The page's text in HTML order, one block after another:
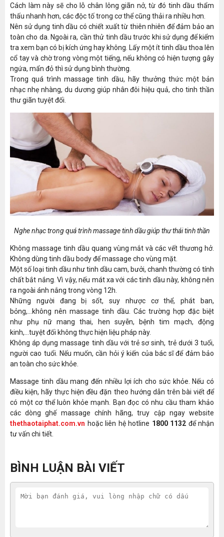
Cách làm này sẽ cho lỗ chân lông giãn nở, từ đó tinh dầu thẩm
thấu nhanh hơn, các độc tố trong cơ thể cũng thải ra nhiều hơn.
Nên sử dụng tinh dầu có chiết xuất từ thiên nhiên để đảm bảo an
toàn cho da. Ngoài ra, cần thử tinh dầu trước khi sử dụng để kiểm
tra xem bạn có bị kích ứng hay không. Lấy một ít tinh dầu thoa lên
cổ tay và chờ trong vòng một tiếng, nếu không có hiện tượng gây
ngứa, mẩn đỏ thì sử dụng bình thường.
Trong quá trình massage tinh dầu, hãy thưởng thức một bản
nhạc nhẹ nhàng, du dương giúp nhân đôi hiệu quả, cho tinh thần
thư giãn tuyệt đối.
Nghe nhạc trong quá trình massage tinh dầu giúp thư thái tinh thần
Không massage tinh dầu quang vùng mắt và các vết thương hở.
Không dùng tinh dầu body để massage cho vùng mặt.
Một số loại tinh dầu như tinh dầu cam, bưởi, chanh thường có tính
chất bắt nắng. Vì vậy, nếu mát xa với các tinh dầu này, không nên
ra ngoài ánh nắng trong vòng 12h.
Những người đang bị sốt, suy nhược cơ thể, phát ban,
bỏng,...không nên massage tinh dầu. Các trường hợp đặc biệt
như phụ nữ mang thai, hen suyễn, bệnh tim mạch, động
kinh,...tuyệt đối không thực hiện liệu pháp này.
Không áp dụng massage tinh dầu với trẻ sơ sinh, trẻ dưới 3 tuổi,
người cao tuổi. Nếu muốn, cần hỏi ý kiến của bác sĩ để đảm bảo
an toàn cho sức khỏe.
Massage tinh dầu mang đến nhiều lợi ích cho sức khỏe. Nếu có
điều kiện, hãy thực hiện đều đặn theo hướng dẫn trên bài viết để
có một cơ thể luôn khỏe mạnh. Bạn đọc có nhu cầu tham khảo
các dòng ghế massage chính hãng, truy cập ngay website
thethaotaiphat.com.vn hoặc liên hệ hotline 1800 1132 để nhận
tư vấn chi tiết.
BÌNH LUẬN BÀI VIẾT